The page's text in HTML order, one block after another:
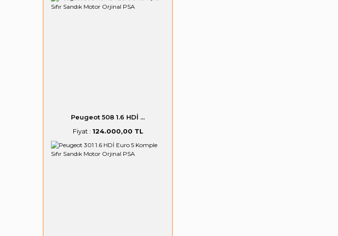
Peugeot 508 1.6 HDİ ...
Fiyat : 124.000,00 TL